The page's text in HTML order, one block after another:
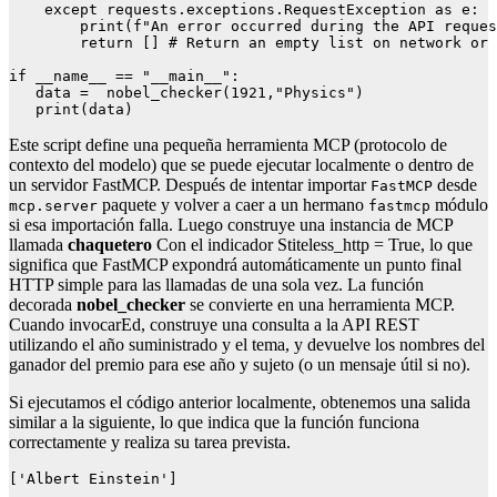
    except requests.exceptions.RequestException as e:
print(f"An error occurred during the API
return [] # Return an empty list on network or
if __name__ == "__main__":
   data =  nobel_checker(1921,"Physics")
   print(data)
Este script define una pequeña herramienta MCP (protocolo de
contexto del modelo) que se puede ejecutar localmente o dentro de
un servidor FastMCP. Después de intentar importar FastMCP desde
mcp.server paquete y volver a caer a un hermano fastmcp módulo
si esa importación falla. Luego construye una instancia de MCP
llamada chaquetero Con el indicador Stiteless_http = True, lo que
significa que FastMCP expondrá automáticamente un punto final
HTTP simple para las llamadas de una sola vez. La función
decorada nobel_checker se convierte en una herramienta MCP.
Cuando invocarEd, construye una consulta a la API REST
utilizando el año suministrado y el tema, y ​​devuelve los nombres del
ganador del premio para ese año y sujeto (o un mensaje útil si no).
Si ejecutamos el código anterior localmente, obtenemos una salida
similar a la siguiente, lo que indica que la función funciona
correctamente y realiza su tarea prevista.
['Albert Einstein']